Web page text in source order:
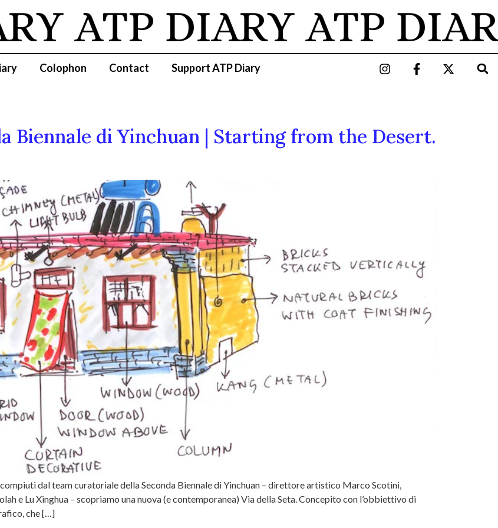
ATP DIARY ATP
Colophon Contact Support ATP Diary
Biennale di Yinchuan | Starting from the Desert.
dal team curatoriale della Seconda Biennale di Yinchuan – direttore artistico Marco Scotini,
e Lu Xinghua – scopriamo una nuova (e contemporanea) Via della Seta. Concepito con l’obbiettivo di
che […]